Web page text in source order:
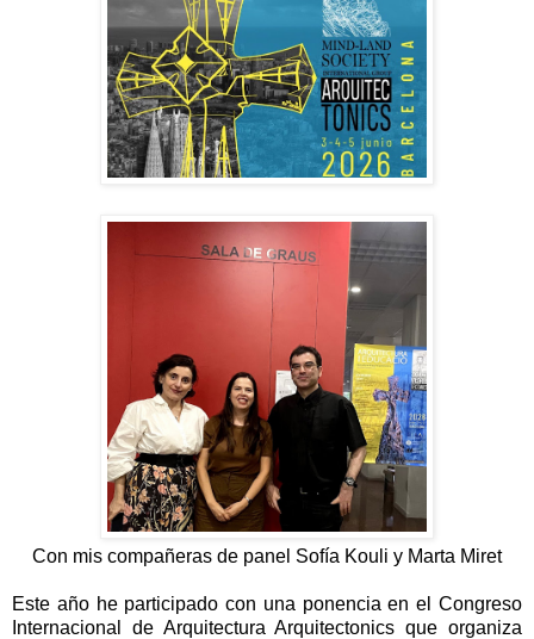
Con mis compañeras de panel Sofía Kouli y Marta Miret
Este año he participado con una ponencia en el Congreso
Internacional de Arquitectura Arquitectonics que organiza